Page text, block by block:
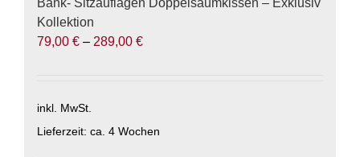
Kollektion
79,00 € – 289,00 €
inkl. MwSt.
Lieferzeit: ca. 4 Wochen